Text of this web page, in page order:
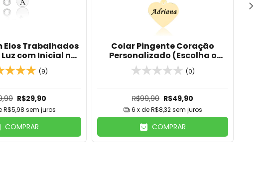
Elos Trabalhados
com Inicial no
em Banho
Prata (9)
R$29,90
R$5,98 sem juros
COMPRAR
Colar Pingente Coração
Personalizado (Escolha o
Banho)
(0)
R$99,90 R$49,90
6 x deR$8,32 sem juros
COMPRAR